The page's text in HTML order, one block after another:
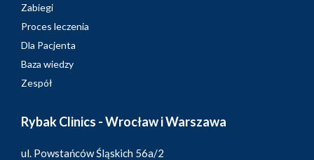
Zabiegi
Proces leczenia
Dla Pacjenta
Baza wiedzy
Zespół
Rybak Clinics - Wrocław i Warszawa
ul. Powstańców Śląskich 56a/2